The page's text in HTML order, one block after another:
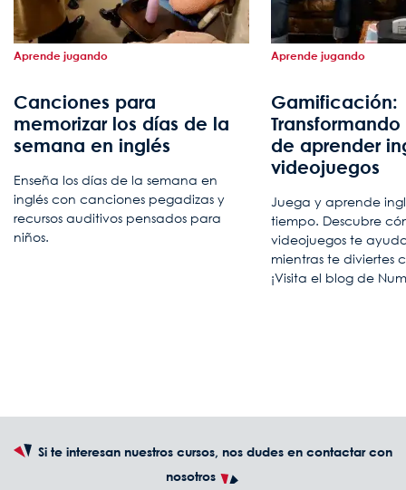
Aprende jugando
Canciones para
memorizar los días de la
semana en inglés
Enseña los días de la semana en
inglés con canciones pegadizas y
recursos auditivos pensados para
niños.
Aprende jugando
Gamificación:
de aprender
videojuegos
Juega y aprende
tiempo. Descubre
videojuegos te
mientras te diviertes
¡Visita el blog de
Si te interesan nuestros cursos, nos dudes en contactar con
nosotros